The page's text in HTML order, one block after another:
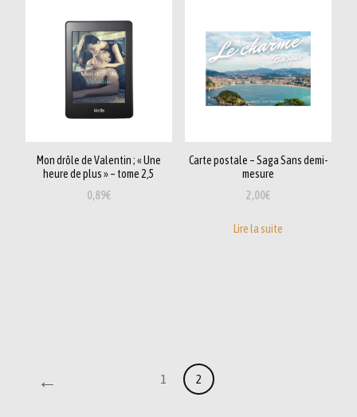
Mon drôle de Valentin ; « Une
heure de plus » – tome 2,5
0,89€
Carte postale – Saga Sans demi-
mesure
2,00€
Lire la suite
← 1 2